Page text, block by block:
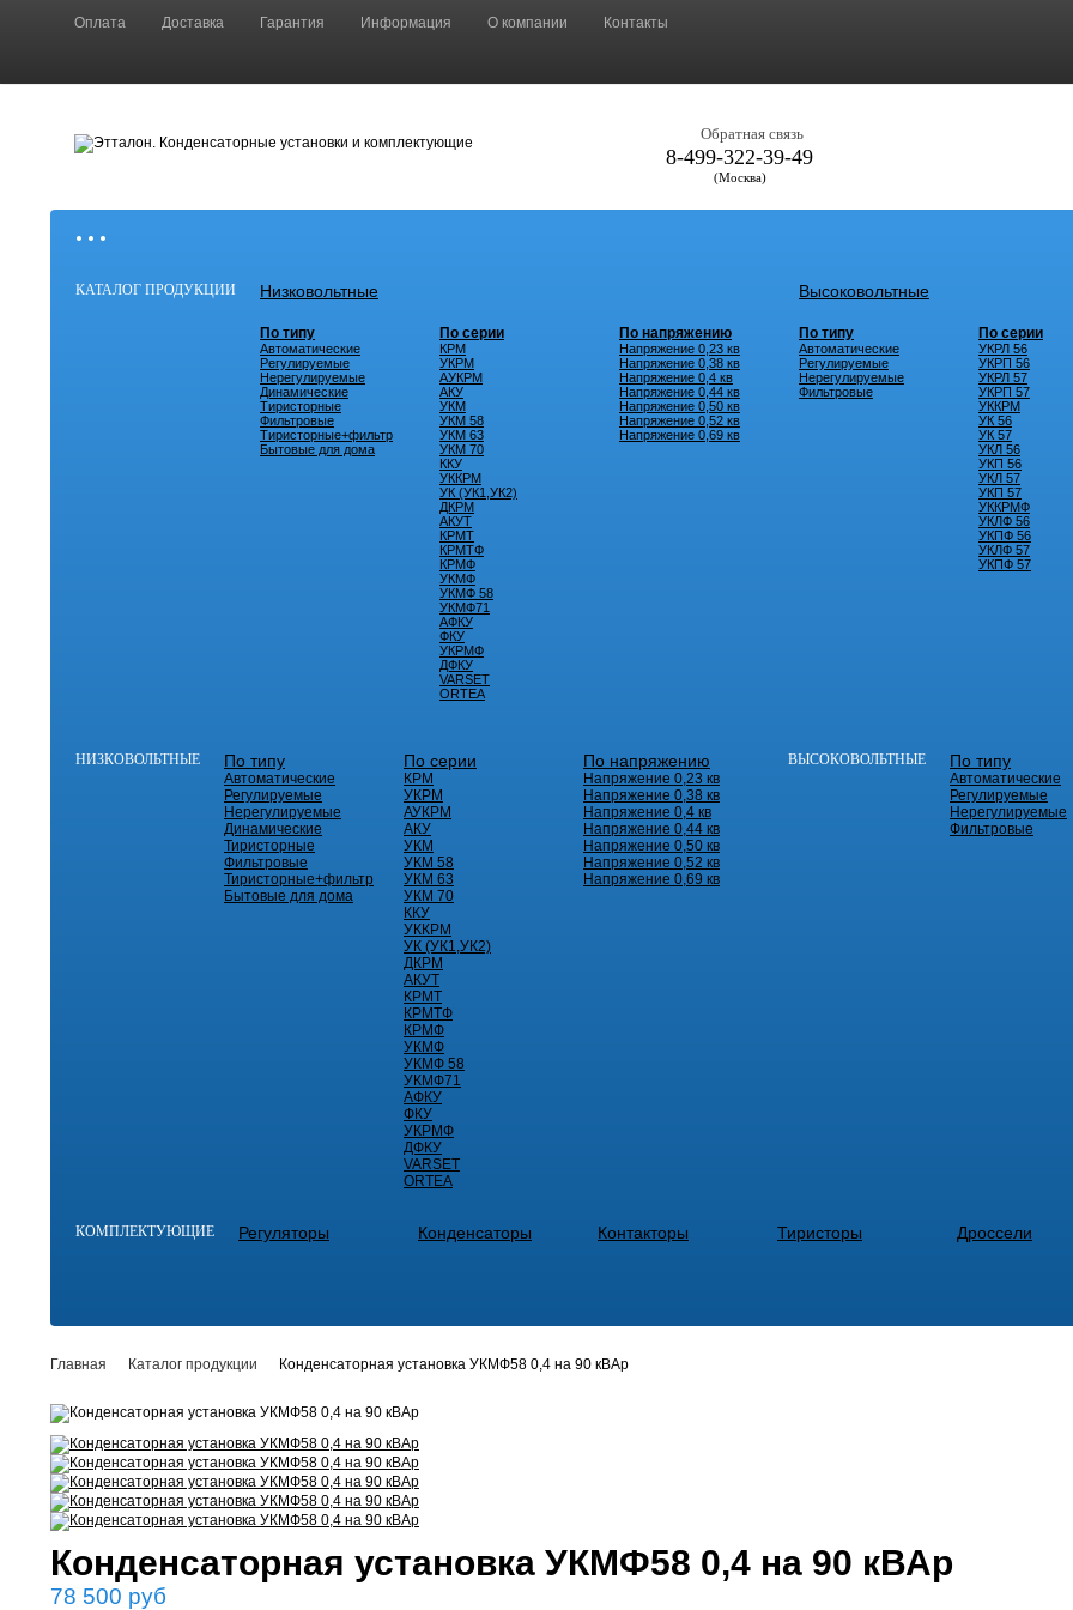
Оплата Доставка Гарантия Информация О компании Контакты
Обратная связь
8-499-322-39-49
(Москва)
• • •
КАТАЛОГ ПРОДУКЦИИ Низковольтные
По типу
Автоматические
Регулируемые
Нерегулируемые
Динамические
Тиристорные
Фильтровые
Тиристорные+фильтр
Бытовые для дома
По серии
КРМ
УКРМ
АУКРМ
АКУ
УКМ
УКМ 58
УКМ 63
УКМ 70
ККУ
УККРМ
УК (УК1,УК2)
ДКРМ
АКУТ
КРМТ
КРМТФ
КРМФ
УКМФ
УКМФ 58
УКМФ71
АФКУ
ФКУ
УКРМФ
ДФКУ
VARSET
ORTEA
По напряжению
Напряжение 0,23 кв
Напряжение 0,38 кв
Напряжение 0,4 кв
Напряжение 0,44 кв
Напряжение 0,50 кв
Напряжение 0,52 кв
Напряжение 0,69 кв
Высоковольтные
По типу
Автоматические
Регулируемые
Нерегулируемые
Фильтровые
По серии
УКРЛ 56
УКРП 56
УКРЛ 57
УКРП 57
УККРМ
УК 56
УК 57
УКЛ 56
УКП 56
УКЛ 57
УКП 57
УККРМФ
УКЛФ 56
УКПФ 56
УКЛФ 57
УКПФ 57
НИЗКОВОЛЬТНЫЕ По типу
Автоматические
Регулируемые
Нерегулируемые
Динамические
Тиристорные
Фильтровые
Тиристорные+фильтр
Бытовые для дома
По серии
КРМ
УКРМ
АУКРМ
АКУ
УКМ
УКМ 58
УКМ 63
УКМ 70
ККУ
УККРМ
УК (УК1,УК2)
ДКРМ
АКУТ
КРМТ
КРМТФ
КРМФ
УКМФ
УКМФ 58
УКМФ71
АФКУ
ФКУ
УКРМФ
ДФКУ
VARSET
ORTEA
По напряжению
Напряжение 0,23 кв
Напряжение 0,38 кв
Напряжение 0,4 кв
Напряжение 0,44 кв
Напряжение 0,50 кв
Напряжение 0,52 кв
Напряжение 0,69 кв
ВЫСОКОВОЛЬТНЫЕ По типу
Автоматические
Регулируемые
Нерегулируемые
Фильтровые
КОМПЛЕКТУЮЩИЕ Регуляторы Конденсаторы Контакторы Тиристоры Дроссели
Главная Каталог продукции Конденсаторная установка УКМФ58 0,4 на 90 кВАр
Конденсаторная установка УКМФ58 0,4 на 90 кВАр
78 500 руб